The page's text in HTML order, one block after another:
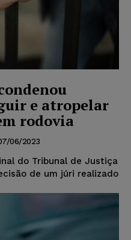
e atropelar
rodovia
06/2023
do Tribunal de Justiça
de um júri realizado